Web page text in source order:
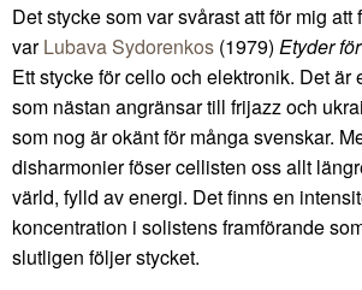
Det stycke som var svårast att för mig att
varLubava Sydorenkos (1979) Etyder
Ett stycke för cello och elektronik. Det är
som nästan angränsar till frijazz och
som nog är okänt för många svenskar.
disharmonier föser cellisten oss allt
värld, fylld av energi. Det finns en
koncentration i solistens framförande
slutligen följer stycket.